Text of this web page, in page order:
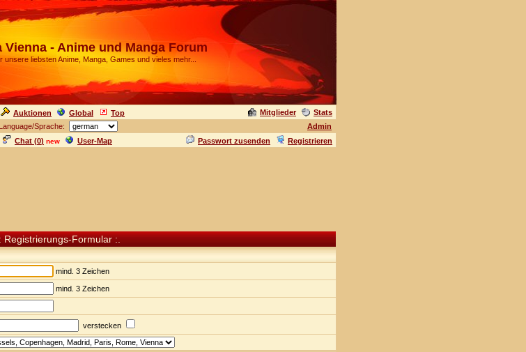
Vienna - Anime und Manga Forum
liebsten Anime, Manga, Games und vieles mehr...
Auktionen Global Top Mitglieder
Stats
Language/Sprache:
Admin
Chat (0) new User-Map Passwort zusenden Registrieren
Registrierungs-Formular :.
mind. 3 Zeichen
mind. 3 Zeichen
verstecken